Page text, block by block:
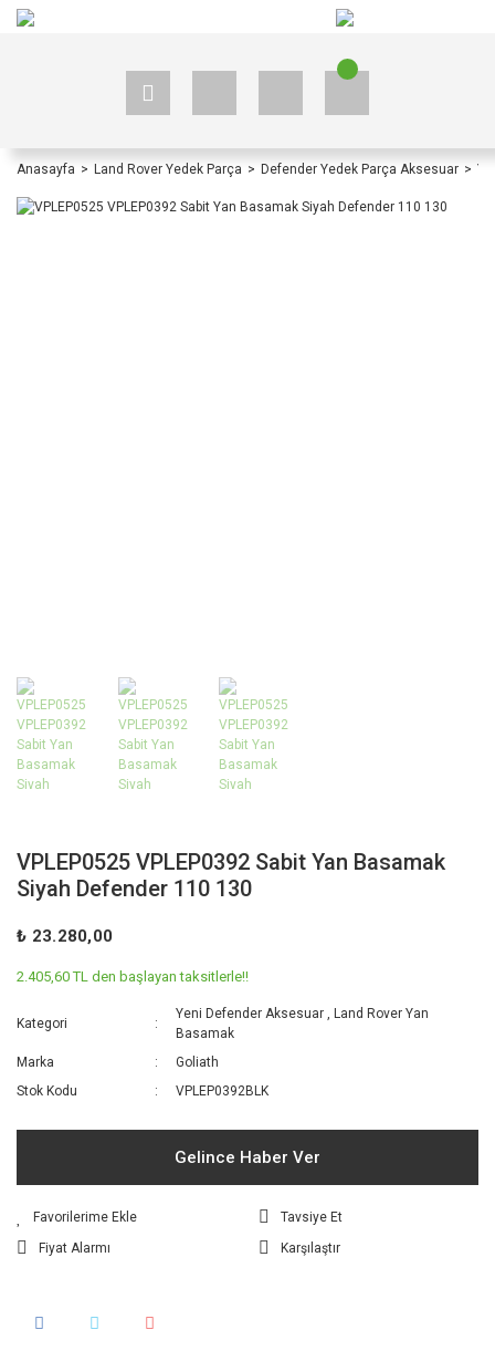
Anasayfa Land Rover Yedek Parça Defender Yedek Parça Aksesuar
VPLEP0525 VPLEP0392 Sabit Yan Basamak
Siyah Defender 110 130
₺ 23.280,00
2.405,60 TL den başlayan taksitlerle!!
Kategori
Yeni Defender Aksesuar ,Land Rover Yan
Basamak
Marka
Goliath
Stok Kodu
VPLEP0392BLK
Gelince Haber Ver
Tavsiye Et
Fiyat Alarmı
Karşılaştır